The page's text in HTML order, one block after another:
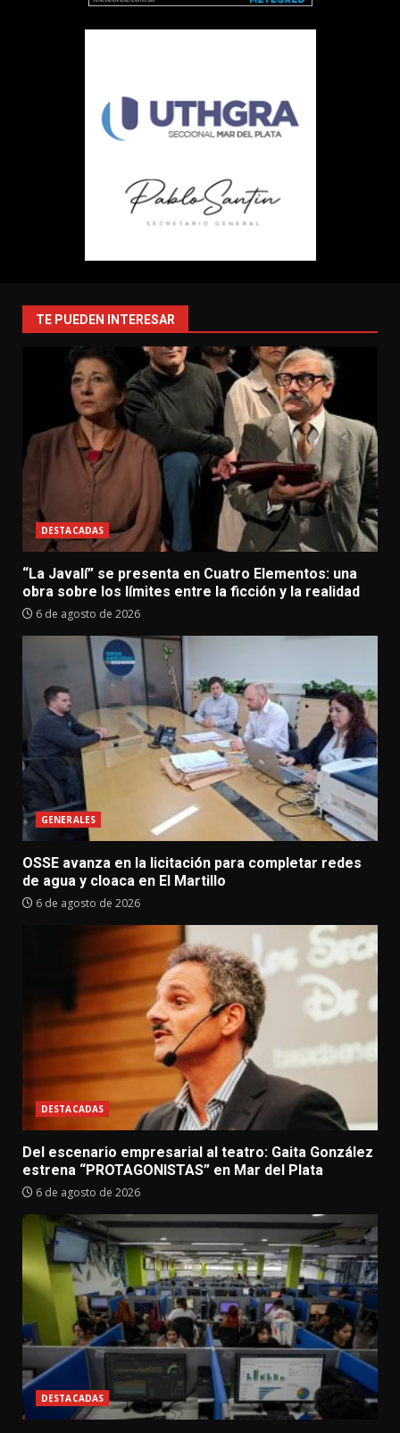
TE PUEDEN INTERESAR
DESTACADAS
“La Javalí” se presenta en Cuatro Elementos: una
obra sobre los límites entre la ficción y la realidad
6 de agosto de 2026
GENERALES
OSSE avanza en la licitación para completar redes
de agua y cloaca en El Martillo
6 de agosto de 2026
DESTACADAS
Del escenario empresarial al teatro: Gaita González
estrena “PROTAGONISTAS” en Mar del Plata
6 de agosto de 2026
DESTACADAS